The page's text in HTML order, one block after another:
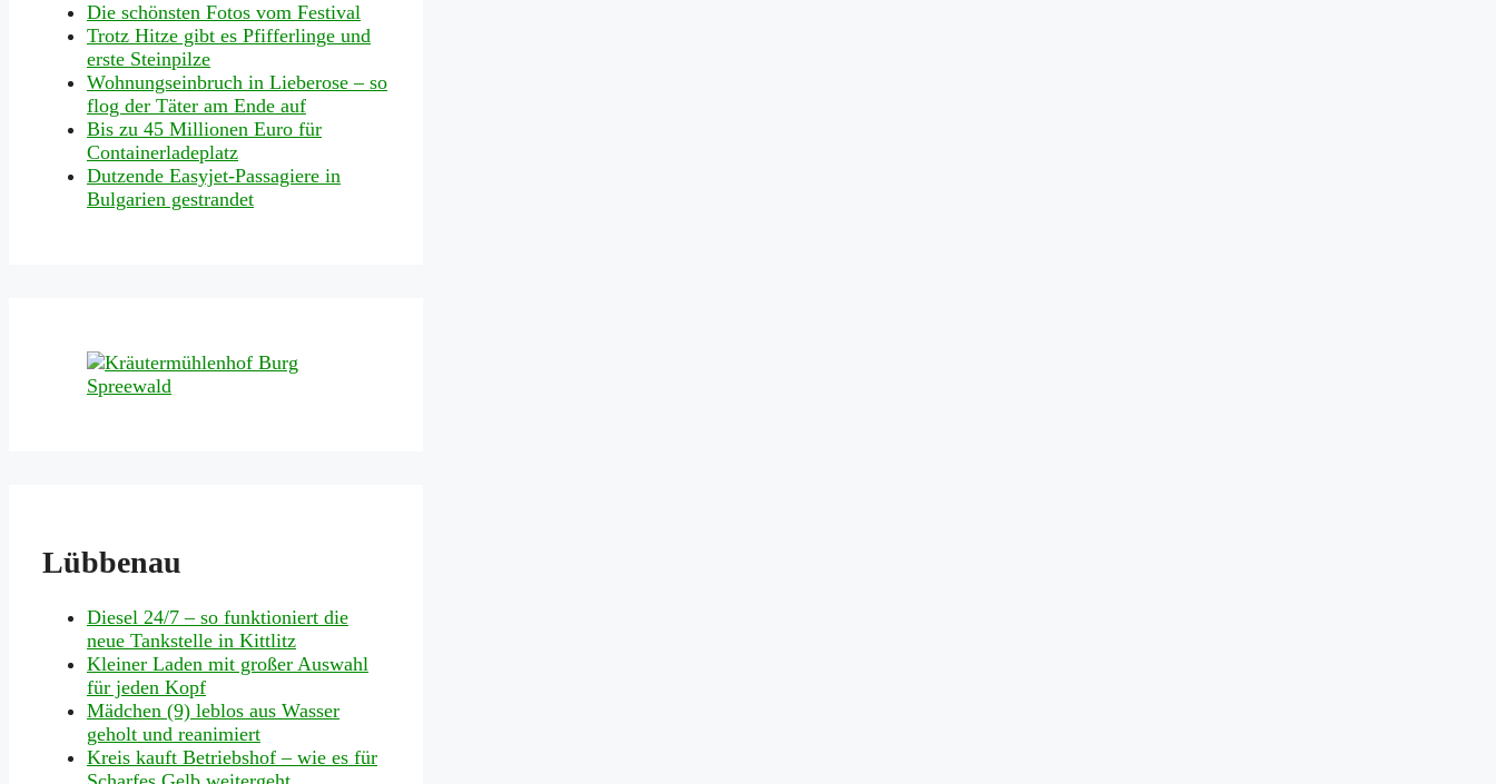
Die schönsten Fotos vom Festival
Trotz Hitze gibt es Pfifferlinge und
erste Steinpilze
Wohnungseinbruch in Lieberose – so
flog der Täter am Ende auf
Bis zu 45 Millionen Euro für
Containerladeplatz
Dutzende Easyjet-Passagiere in
Bulgarien gestrandet
Lübbenau
Diesel 24/7 – so funktioniert die
neue Tankstelle in Kittlitz
Kleiner Laden mit großer Auswahl
für jeden Kopf
Mädchen (9) leblos aus Wasser
geholt und reanimiert
Kreis kauft Betriebshof – wie es für